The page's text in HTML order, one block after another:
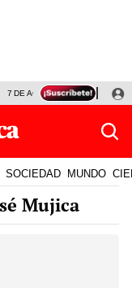
7 DE AGOSTO OLLANTA
SOCIEDAD MUNDO
Mujica